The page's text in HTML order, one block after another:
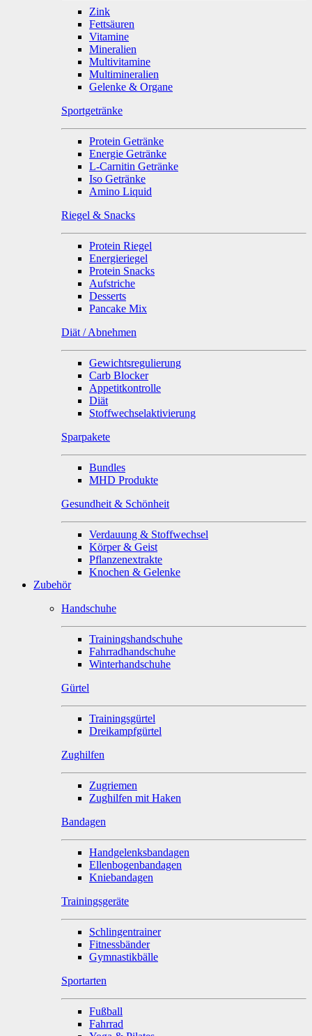
Zink
Fettsäuren
Vitamine
Mineralien
Multivitamine
Multimineralien
Gelenke & Organe
Sportgetränke
Protein Getränke
Energie Getränke
L-Carnitin Getränke
Iso Getränke
Amino Liquid
Riegel & Snacks
Protein Riegel
Energieriegel
Protein Snacks
Aufstriche
Desserts
Pancake Mix
Diät / Abnehmen
Gewichtsregulierung
Carb Blocker
Appetitkontrolle
Diät
Stoffwechselaktivierung
Sparpakete
Bundles
MHD Produkte
Gesundheit & Schönheit
Verdauung & Stoffwechsel
Körper & Geist
Pflanzenextrakte
Knochen & Gelenke
Zubehör
Handschuhe
Trainingshandschuhe
Fahrradhandschuhe
Winterhandschuhe
Gürtel
Trainingsgürtel
Dreikampfgürtel
Zughilfen
Zugriemen
Zughilfen mit Haken
Bandagen
Handgelenksbandagen
Ellenbogenbandagen
Kniebandagen
Trainingsgeräte
Schlingentrainer
Fitnessbänder
Gymnastikbälle
Sportarten
Fußball
Fahrrad